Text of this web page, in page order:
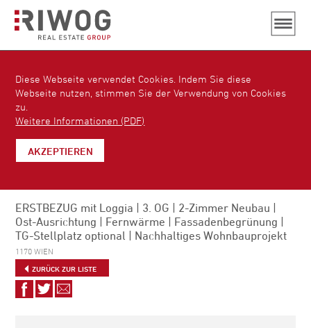
Diese Webseite verwendet Cookies. Indem Sie diese
Webseite nutzen, stimmen Sie der Verwendung von Cookies
zu.
Weitere Informationen (PDF)
AKZEPTIEREN
ERSTBEZUG mit Loggia | 3. OG | 2-Zimmer Neubau |
Ost-Ausrichtung | Fernwärme | Fassadenbegrünung |
TG-Stellplatz optional | Nachhaltiges Wohnbauprojekt
1170 WIEN
ZURÜCK ZUR LISTE
Auf
Facebook
Auf
Twitter
Via
E-